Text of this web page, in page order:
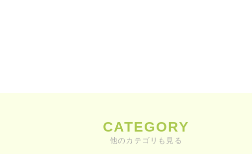
CATEGORY
他のカテゴリも見る